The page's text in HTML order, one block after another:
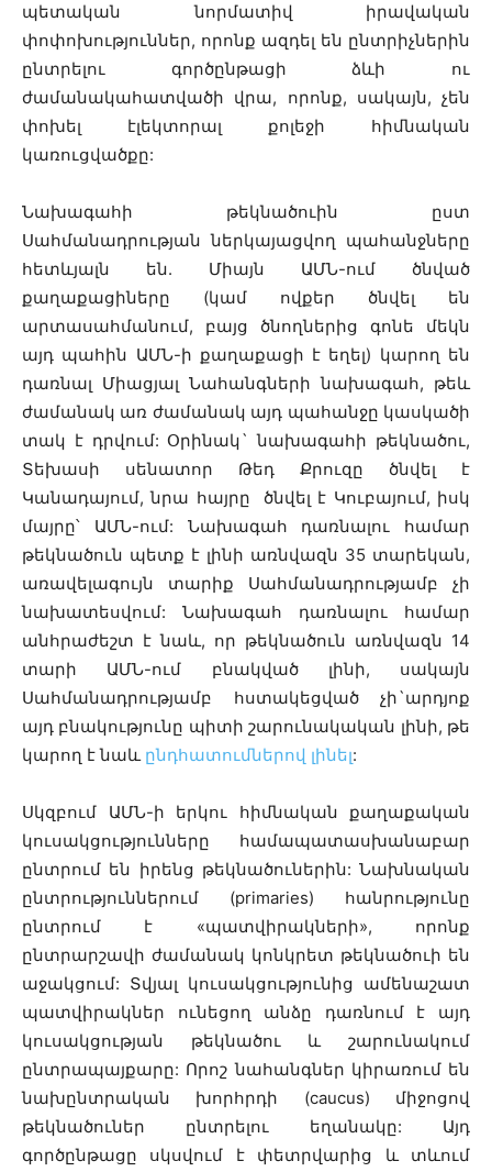
պետական նորմատիվ իրավական
փոփոխություններ, որոնք ազդել են ընտրիչներին
ընտրելու գործընթացի ձևի ու
ժամանակահատվածի վրա, որոնք, սակայն, չեն
փոխել էլեկտորալ քոլեջի հիմնական
կառուցվածքը:
Նախագահի թեկնածուին ըստ
Սահմանադրության ներկայացվող պահանջները
հետևյալն են. Միայն ԱՄՆ-ում ծնված
քաղաքացիները (կամ ովքեր ծնվել են
արտասահմանում, բայց ծնողներից գոնե մեկն
այդ պահին ԱՄՆ-ի քաղաքացի է եղել) կարող են
դառնալ Միացյալ Նահանգների նախագահ, թեև
ժամանակ առ ժամանակ այդ պահանջը կասկածի
տակ է դրվում: Օրինակ` նախագահի թեկնածու,
Տեխասի սենատոր Թեդ Քրուզը ծնվել է
Կանադայում, նրա հայրը ծնվել է Կուբայում, իսկ
մայրը՝ ԱՄՆ-ում: Նախագահ դառնալու համար
թեկնածուն պետք է լինի առնվազն 35 տարեկան,
առավելագույն տարիք Սահմանադրությամբ չի
նախատեսվում: Նախագահ դառնալու համար
անհրաժեշտ է նաև, որ թեկնածուն առնվազն 14
տարի ԱՄՆ-ում բնակված լինի, սակայն
Սահմանադրությամբ հստակեցված չի`արդյոք
այդ բնակությունը պիտի շարունակական լինի, թե
կարող է նաև ընդհատումներով լինել:
Սկզբում ԱՄՆ-ի երկու հիմնական քաղաքական
կուսակցությունները համապատասխանաբար
ընտրում են իրենց թեկնածուներին: Նախնական
ընտրություններում (primaries) հանրությունը
ընտրում է «պատվիրակների», որոնք
ընտրարշավի ժամանակ կոնկրետ թեկնածուի են
աջակցում: Տվյալ կուսակցությունից ամենաշատ
պատվիրակներ ունեցող անձը դառնում է այդ
կուսակցության թեկնածու և շարունակում
ընտրապայքարը: Որոշ նահանգներ կիրառում են
նախընտրական խորհրդի (caucus) միջոցով
թեկնածուներ ընտրելու եղանակը: Այդ
գործընթացը սկսվում է փետրվարից և տևում